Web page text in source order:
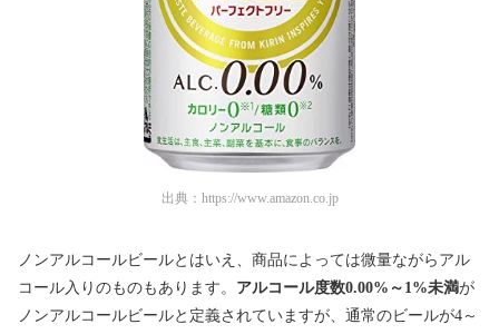
出典： https://www.amazon.co.jp
ノンアルコールビールとはいえ、商品によっては微量ながらアル
コール入りのものもあります。 アルコール度数0.00%～1%未満が
ノンアルコールビールと定義されていますが、通常のビールが4～